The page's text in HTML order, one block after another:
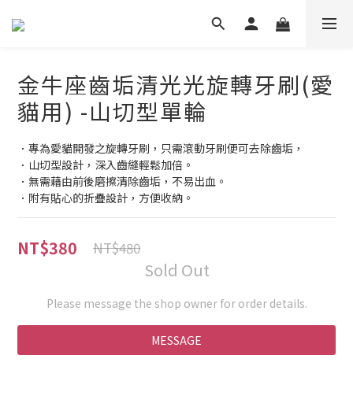
金牛座齒垢清光光旋轉牙刷(愛
貓用) -山切型單輪
．專為愛貓開發之旋轉牙刷，只需滾動牙刷便可去除齒垢，
．山切型設計，深入齒縫輕鬆加倍。
．無需藉由前後磨擦清除齒垢，不易出血。
．附有貼心的折疊設計，方便收納。
NT$380 NT$480
Sold Out
Please message the shop owner for order details.
MESSAGE